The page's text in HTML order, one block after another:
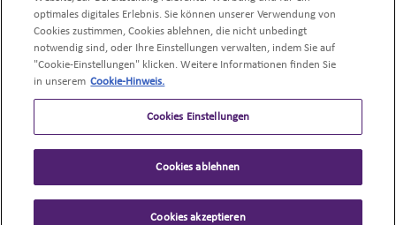
NACHHALTIGKEIT
UNSERE PRODUKTE
PROFI-REZEPTE
©Mondelēz InternationalAll Rights Reserved.
optimales digitales Erlebnis. Sie können unserer Verwendung von
Cookies zustimmen, Cookies ablehnen, die nicht unbedingt
notwendig sind, oder Ihre Einstellungen verwalten, indem Sie auf
"Cookie-Einstellungen" klicken. Weitere Informationen finden Sie
in unserem Cookie-Hinweis.
Cookies Einstellungen
Cookies ablehnen
Cookies akzeptieren